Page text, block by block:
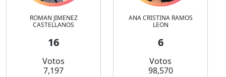
ROMAN JIMENEZ
CASTELLANOS
16
Votos
7,197
ANA CRISTINA RAMOS
LEON
6
Votos
98,570